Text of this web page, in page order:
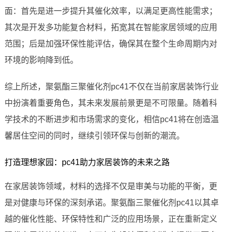
面：首先是进一步提升其催化效率，以满足更高性能需求；
其次是开发多功能复合材料，拓宽其在智能家居领域的应用
范围；后是加强环保性能评估，确保其在整个生命周期内对
环境的影响降到低。
综上所述，聚氨酯三聚催化剂pc41不仅在当前家居装饰行业
中扮演着重要角色，其未来发展前景更是不可限量。随着科
学技术的不断进步和市场需求的变化，相信pc41将在创造温
馨居住空间的同时，继续引领环保与创新的潮流。
打造理想家园：pc41助力家居装饰的未来之路
在家居装饰领域，材料的选择不仅是审美与功能的平衡，更
是对健康与环保的深刻承诺。聚氨酯三聚催化剂pc41以其卓
越的催化性能、环保特性和广泛的应用场景，正在重新定义